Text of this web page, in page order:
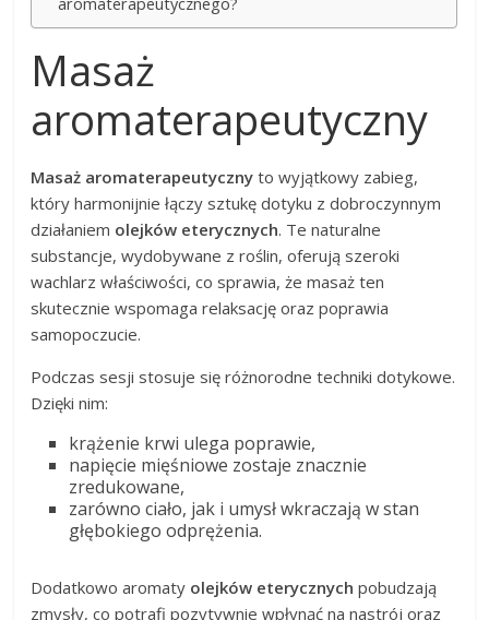
Masaż
aromaterapeutyczny
Masaż aromaterapeutyczny to wyjątkowy zabieg,
który harmonijnie łączy sztukę dotyku z dobroczynnym
działaniem olejków eterycznych. Te naturalne
substancje, wydobywane z roślin, oferują szeroki
wachlarz właściwości, co sprawia, że masaż ten
skutecznie wspomaga relaksację oraz poprawia
samopoczucie.
Podczas sesji stosuje się różnorodne techniki dotykowe.
Dzięki nim:
krążenie krwi ulega poprawie,
napięcie mięśniowe zostaje znacznie
zredukowane,
zarówno ciało, jak i umysł wkraczają w stan
głębokiego odprężenia.
Dodatkowo aromaty olejków eterycznych pobudzają
zmysły, co potrafi pozytywnie wpłynąć na nastrój oraz